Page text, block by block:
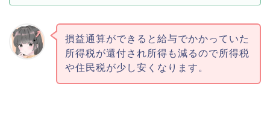
損益通算ができると給与でかかっていた
所得税が還付され所得も減るので所得税
や住民税が少し安くなります。